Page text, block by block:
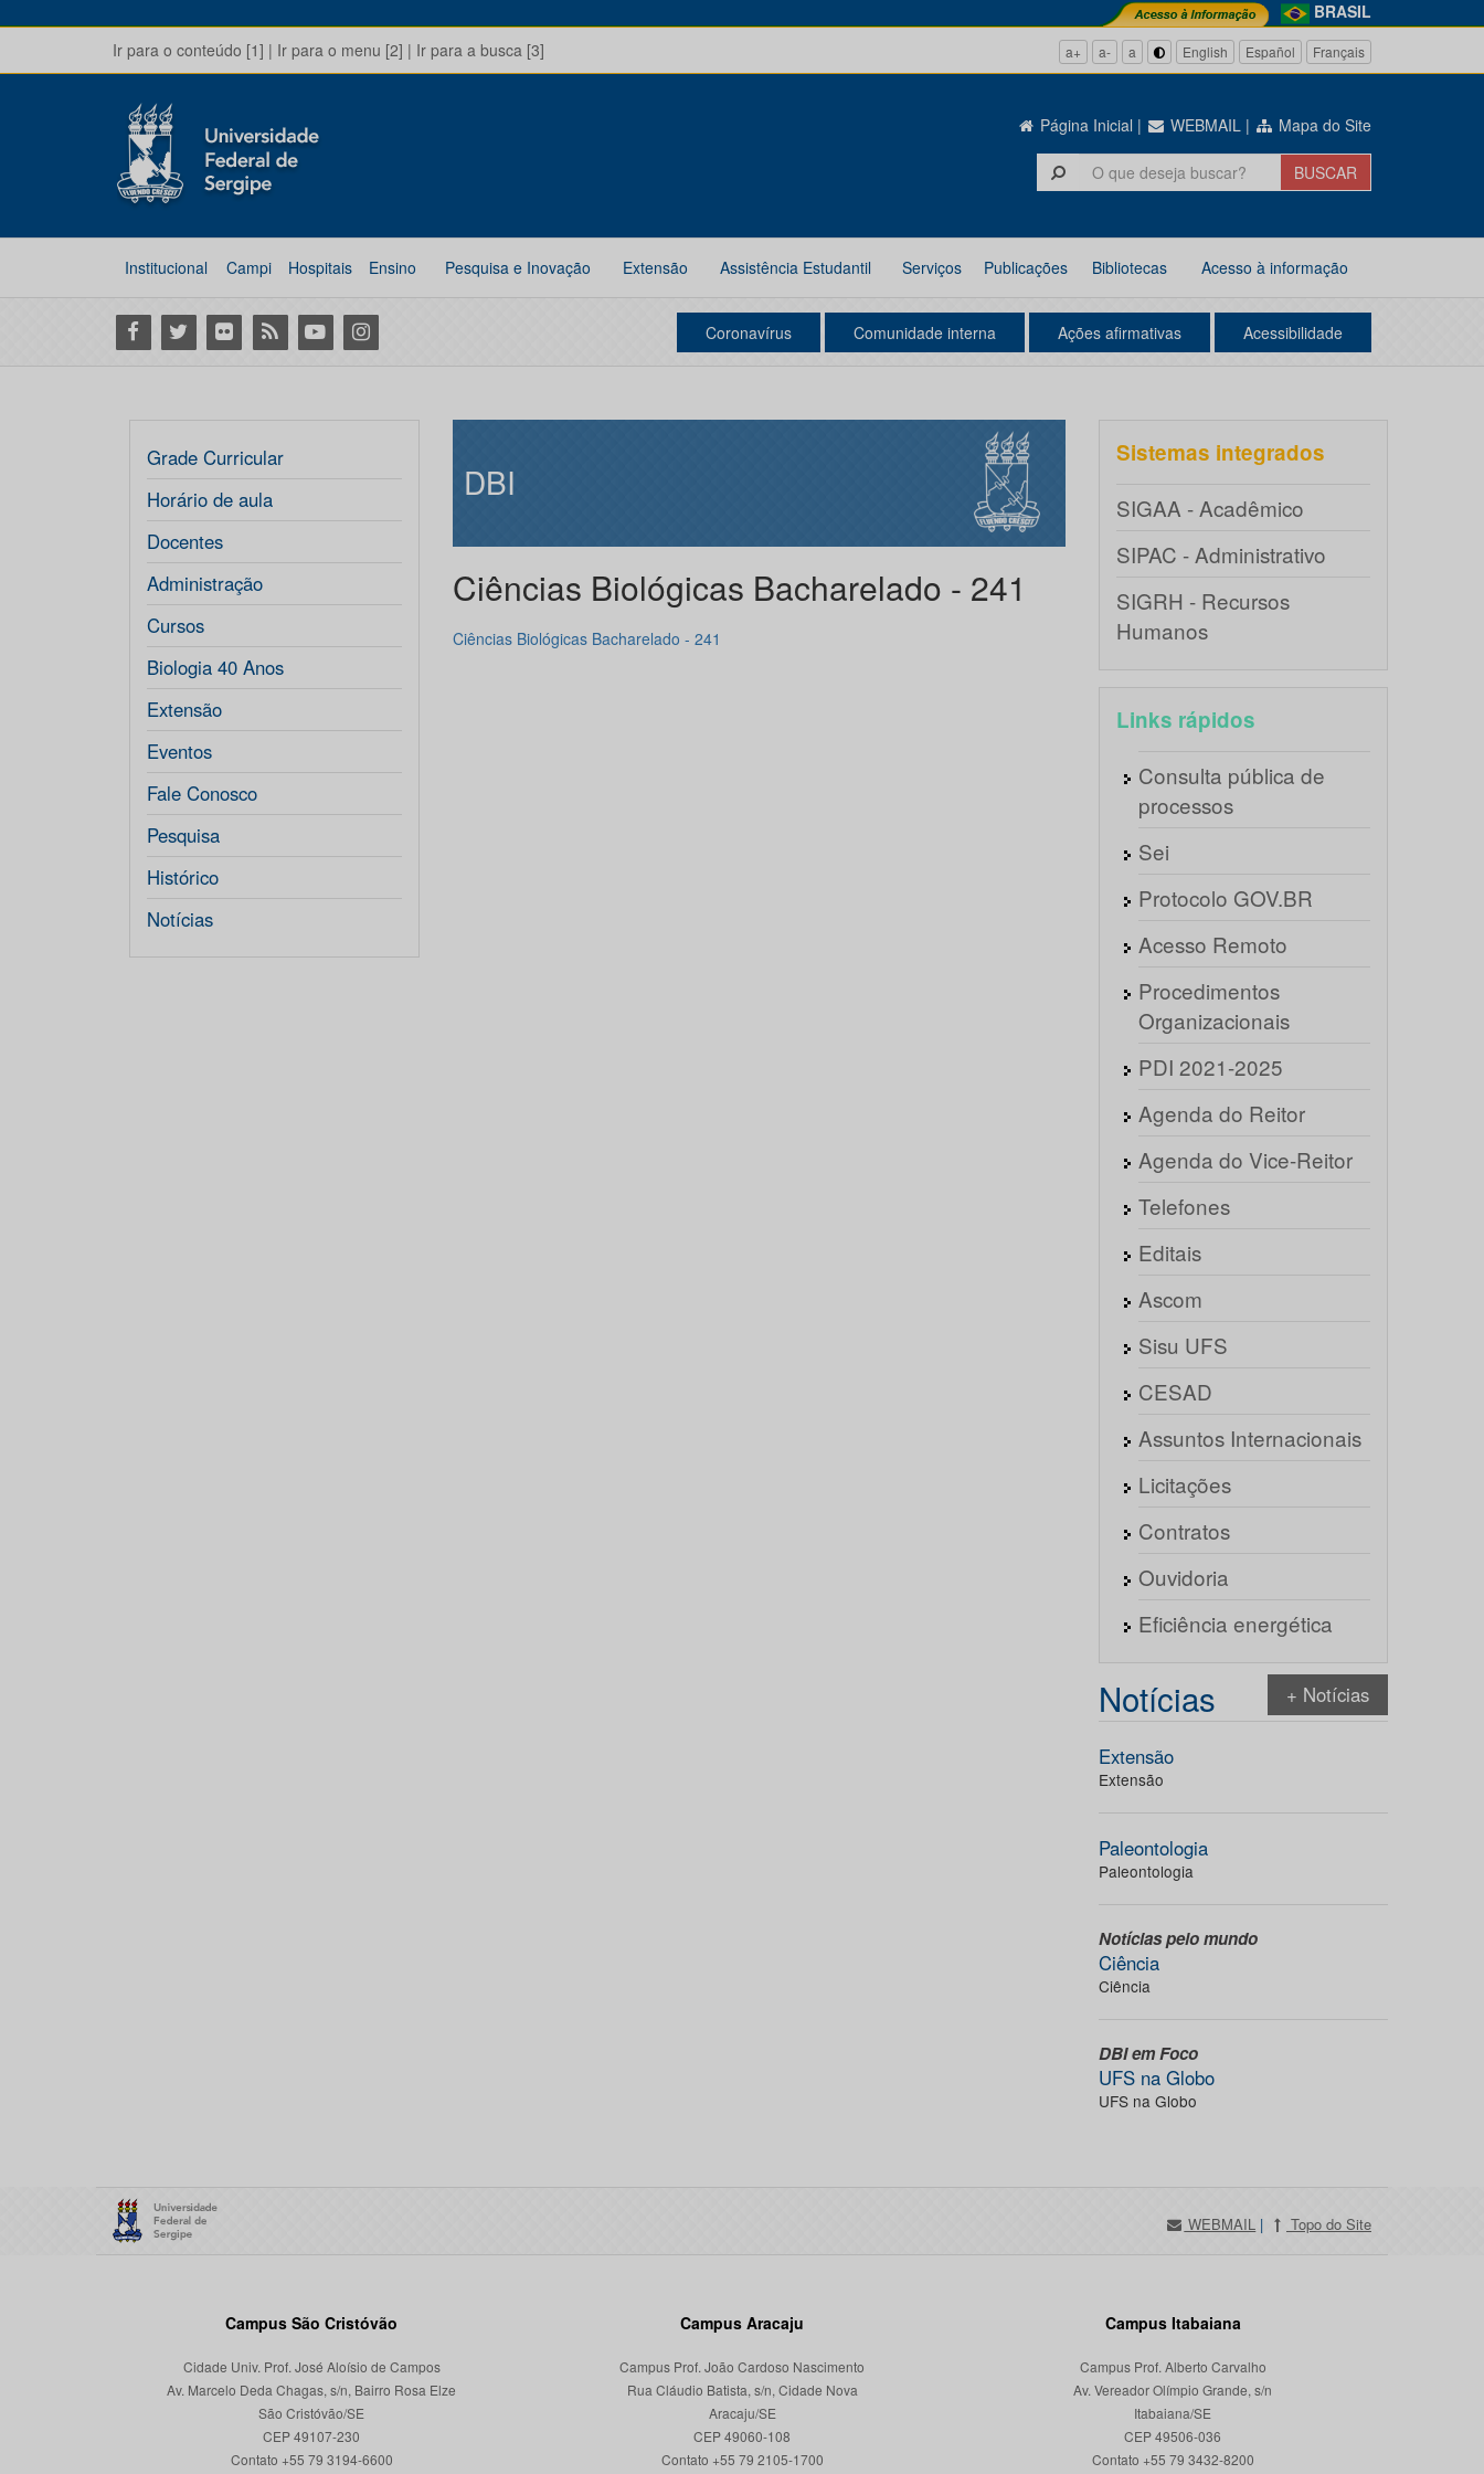
BRASIL
Ir para o conteúdo [1] | Ir para o menu [2] | Ir para a busca [3] a+ a- a English Español Français
Página Inicial | WEBMAIL | Mapa do Site
Institucional Campi Hospitais Ensino Pesquisa e Inovação Extensão Assistência Estudantil Serviços Publicações Bibliotecas Acesso à informação
Facebook
Twitter Flickr RSS YoutubeInstagram Coronavírus Comunidade interna Ações afirmativas Acessibilidade
Grade Curricular
Horário de aula
Docentes
Administração
Cursos
Biologia 40 Anos
Extensão
Eventos
Fale Conosco
Pesquisa
Histórico
Notícias
DBI
Ciências Biológicas Bacharelado - 241
Ciências Biológicas Bacharelado - 241
Sistemas integrados
SIGAA - Acadêmico
SIPAC - Administrativo
SIGRH - Recursos
Humanos
Links rápidos
Consulta pública de
processos
Sei
Protocolo GOV.BR
Acesso Remoto
Procedimentos
Organizacionais
PDI 2021-2025
Agenda do Reitor
Agenda do Vice-Reitor
Telefones
Editais
Ascom
Sisu UFS
CESAD
Assuntos Internacionais
Licitações
Contratos
Ouvidoria
Eficiência energética
Notícias + Notícias
Extensão
Extensão
Paleontologia
Paleontologia
Notícias pelo mundo
Ciência
Ciência
DBI em Foco
UFS na Globo
UFS na Globo
WEBMAIL | Topo do Site
Campus São Cristóvão
Cidade Univ. Prof. José Aloísio de Campos
Av. Marcelo Deda Chagas, s/n, Bairro Rosa Elze
São Cristóvão/SE
CEP 49107-230
Campus Aracaju
Campus Prof. João Cardoso Nascimento
Rua Cláudio Batista, s/n, Cidade Nova
Aracaju/SE
CEP 49060-108
Campus Itabaiana
Campus Prof. Alberto Carvalho
Av. Vereador Olímpio Grande, s/n
Itabaiana/SE
CEP 49506-036